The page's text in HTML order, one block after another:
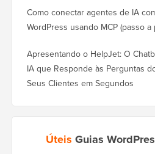
Como conectar agentes de IA
WordPress usando MCP (passo a
Apresentando o HelpJet: O
IA que Responde às Perguntas
Seus Clientes em Segundos
Úteis Guias